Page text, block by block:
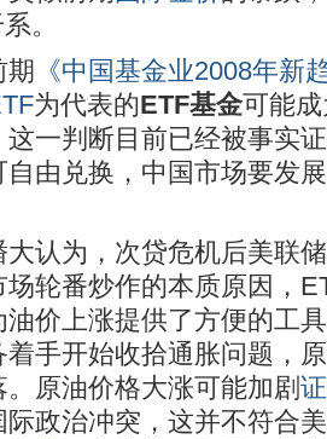
。
《中国基金业2008年新
为代表的ETF基金可能
一判断目前已经被事实
自由兑换，中国市场要发
为，次贷危机后美联储
场轮番炒作的本质原因，
价上涨提供了方便的工
手开始收拾通胀问题，
原油价格大涨可能加剧
际政治冲突，这并不符合